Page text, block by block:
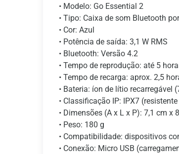
• Modelo: Go Essential 2
• Tipo: Caixa de som Bluetooth
• Cor: Azul
• Potência de saída: 3,1 W RMS
• Bluetooth: Versão 4.2
• Tempo de reprodução: até 5
• Tempo de recarga: aprox. 2,5
• Bateria: íon de lítio recarregável
• Classificação IP: IPX7
• Dimensões (A x L x P): 7,1 cm x
• Peso: 180 g
• Compatibilidade: dispositivos
• Conexão: Micro USB